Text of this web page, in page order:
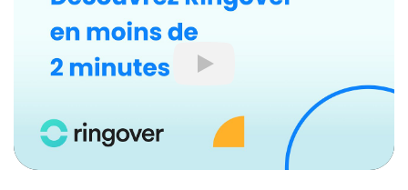
L’objectif n’est pas seulement de téléphoner, mais de
mieux comprendre les échanges qui contribuent à
générer du chiffre d’affaires.